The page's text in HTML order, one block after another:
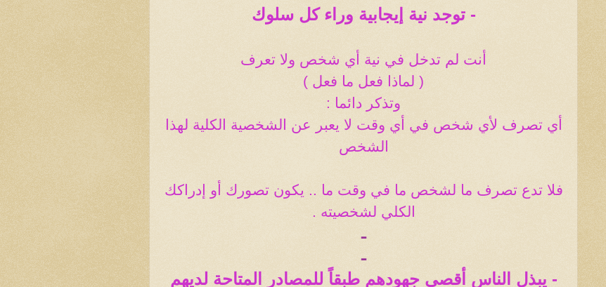
- توجد نية إيجابية وراء كل سلوك
أنت لم تدخل في نية أي شخص ولا تعرف
( لماذا فعل ما فعل )
وتذكر دائما :
أي تصرف لأي شخص في أي وقت لا يعبر عن الشخصية الكلية لهذا
الشخص
فلا تدع تصرف ما لشخص ما في وقت ما .. يكون تصورك أو إدراكك
الكلي لشخصيته .
ـ
ـ
- يبذل الناس أقصى جهودهم طبقاً للمصادر المتاحة لديهم